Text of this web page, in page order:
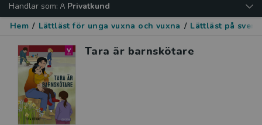
Handlar som:
Privatkund
Hem / Lättläst för unga vuxna och vuxna / Lättläst på
Tara är barnskötare